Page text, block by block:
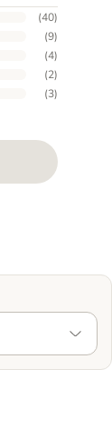
(40)
(9)
(4)
(2)
(3)